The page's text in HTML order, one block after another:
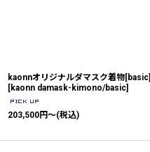
kaonnオリジナルダマスク着物[basic]
[kaonn damask-kimono/basic]
203,500円～(税込)